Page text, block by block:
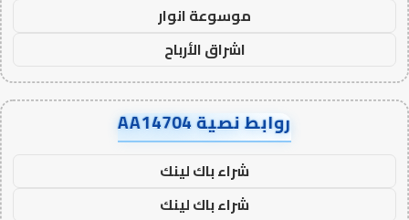
موسوعة انوار
اشراق الأرباح
روابط نصية AA14704
شراء باك لينك
شراء باك لينك